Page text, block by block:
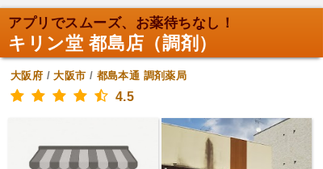
アプリでスムーズ、お薬待ちなし！
キリン堂 都島店（調剤）
大阪府 /大阪市 / 都島本通 調剤薬局
4.5